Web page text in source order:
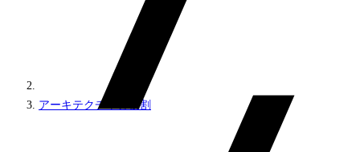
アーキテクチャと役割